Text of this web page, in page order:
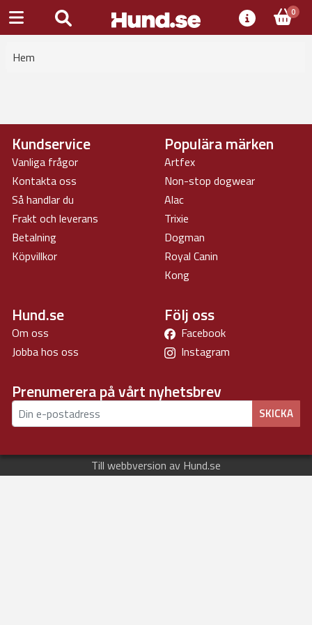
0
Hem
Kundservice
Vanliga frågor
Kontakta oss
Så handlar du
Frakt och leverans
Betalning
Köpvillkor
Populära märken
Artfex
Non-stop dogwear
Alac
Trixie
Dogman
Royal Canin
Kong
Hund.se
Om oss
Jobba hos oss
Följ oss
Facebook
Instagram
Prenumerera på vårt nyhetsbrev
SKICKA
Till webbversion av Hund.se